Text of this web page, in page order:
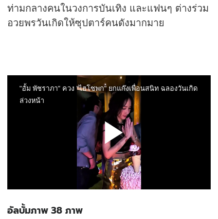
ท่ามกลางคนในวงการบันเทิง และแฟนๆ ต่างร่วม
อวยพรวันเกิดให้ซุปตาร์คนดังมากมาย
อัลบั้มภาพ 38 ภาพ